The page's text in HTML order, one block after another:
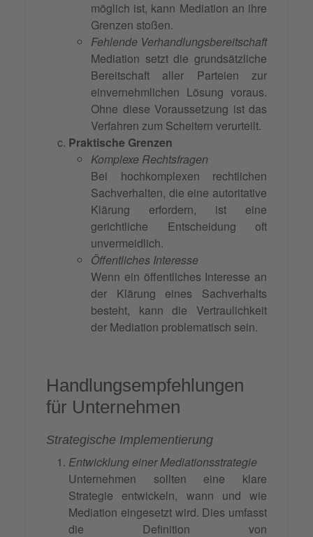
möglich ist, kann Mediation an ihre
Grenzen stoßen.
Fehlende Verhandlungsbereitschaft
Mediation setzt die grundsätzliche
Bereitschaft aller Parteien zur
einvernehmlichen Lösung voraus.
Ohne diese Voraussetzung ist das
Verfahren zum Scheitern verurteilt.
Praktische Grenzen
Komplexe Rechtsfragen
Bei hochkomplexen rechtlichen
Sachverhalten, die eine autoritative
Klärung erfordern, ist eine
gerichtliche Entscheidung oft
unvermeidlich.
Öffentliches Interesse
Wenn ein öffentliches Interesse an
der Klärung eines Sachverhalts
besteht, kann die Vertraulichkeit
der Mediation problematisch sein.
Handlungsempfehlungen
für Unternehmen
Strategische Implementierung
Entwicklung einer Mediationsstrategie
Unternehmen sollten eine klare
Strategie entwickeln, wann und wie
Mediation eingesetzt wird. Dies umfasst
die Definition von